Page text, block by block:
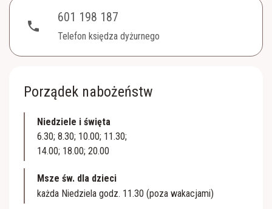
phone
601 198 187
Telefon księdza dyżurnego
Porządek nabożeństw
Niedziele i święta
6.30; 8.30; 10.00; 11.30;
14.00; 18.00; 20.00
Msze św. dla dzieci
każda Niedziela godz. 11.30 (poza wakacjami)